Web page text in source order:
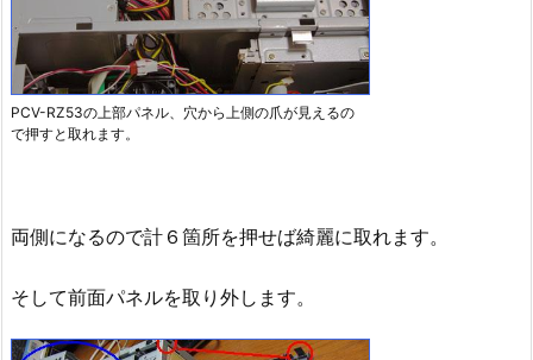
PCV-RZ53の上部パネル、穴から上側の爪が見えるの
で押すと取れます。
両側になるので計６箇所を押せば綺麗に取れます。
そして前面パネルを取り外します。